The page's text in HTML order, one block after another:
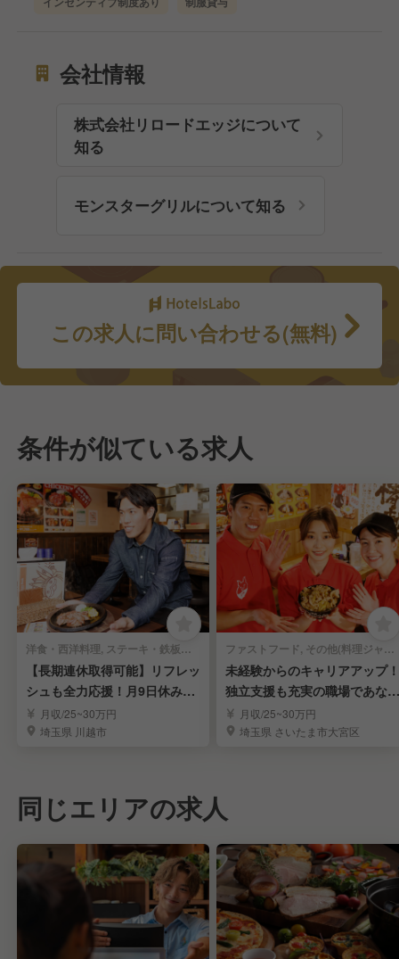
会社情報
株式会社リロードエッジについて
知る
モンスターグリルについて知る
この求人に問い合わせる(無料)
条件が似ている求人
洋食・西洋料理, ステーキ・鉄板焼き | 料理長・料理長候補
【長期連休取得可能】リフレッ
シュも全力応援！月9日休みで
心身共に充実！
月収/25~30万円
埼玉県 川越市
ファストフード, その他(料理ジャンル) | 料理長・料理長候補
未経験からのキャリアアップ！
独立支援も充実の職場であなた
の夢を応援します！
月収/25~30万円
埼玉県 さいたま市大宮区
同じエリアの求人